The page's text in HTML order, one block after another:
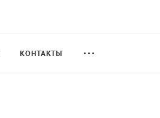
КОНТАКТЫ